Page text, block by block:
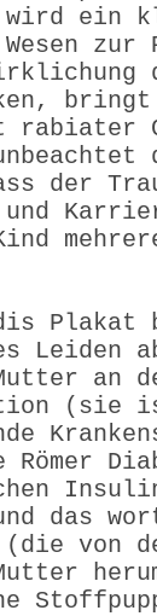
wird ein
Wesen
rabiater
der
und
Leiden
an
(sie
Römer
das
von